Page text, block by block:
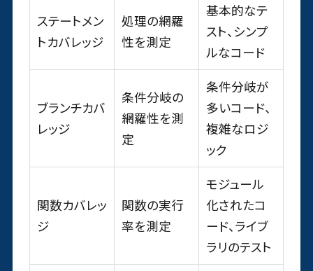
ステートメン
トカバレッジ
処理の網羅
性を測定
基本的なテ
スト、シンプ
ルなコード
ブランチカバ
レッジ
条件分岐の
網羅性を測
定
条件分岐が
多いコード、
複雑なロジ
ック
関数カバレッ
ジ
関数の実行
率を測定
モジュール
化されたコ
ード、ライブ
ラリのテスト